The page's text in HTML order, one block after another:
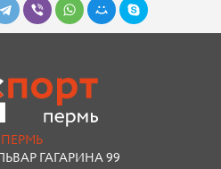
ГАГАРИНА 99